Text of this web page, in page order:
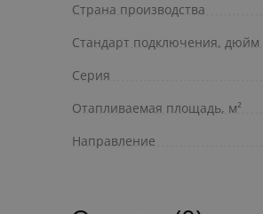
Страна производства
Стандарт подключения, дюйм
Серия
Отапливаемая площадь, м²
Направление